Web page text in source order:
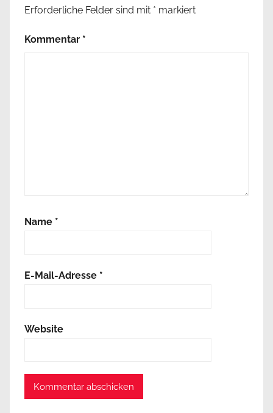
Erforderliche Felder sind mit * markiert
Kommentar *
Name *
E-Mail-Adresse *
Website